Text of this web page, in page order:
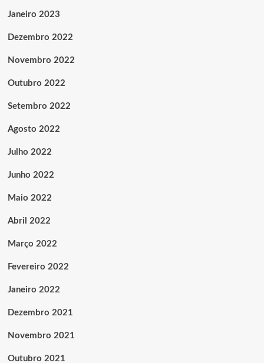
Janeiro 2023
Dezembro 2022
Novembro 2022
Outubro 2022
Setembro 2022
Agosto 2022
Julho 2022
Junho 2022
Maio 2022
Abril 2022
Março 2022
Fevereiro 2022
Janeiro 2022
Dezembro 2021
Novembro 2021
Outubro 2021